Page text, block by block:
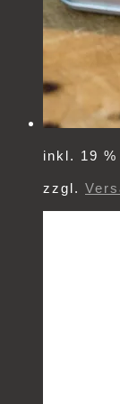
inkl. 19 %
zzgl.